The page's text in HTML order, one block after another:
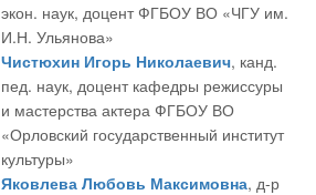
экон. наук, доцент ФГБОУ ВО «ЧГУ им.
И.Н. Ульянова»
Чистюхин Игорь Николаевич, канд.
пед. наук, доцент кафедры режиссуры
и мастерства актера ФГБОУ ВО
«Орловский государственный институт
культуры»
Яковлева Любовь Максимовна, д-р